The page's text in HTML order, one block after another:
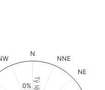
N
NNE
NE
0%